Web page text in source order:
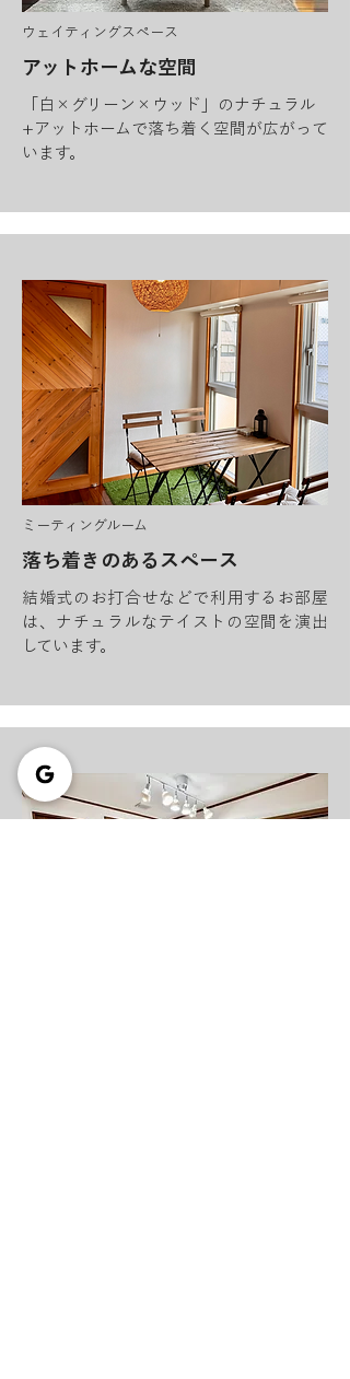
ウェイティングスペース
​アットホームな空間
「​白×グリーン×ウッド」のナチュラル
+アットホームで落ち着く空間が広がって
います。
ミーティングルーム
落ち着きのあるスペース
結婚式のお打合せなどで利用するお部屋
は、ナチュラルなテイストの空間を演出
しています。